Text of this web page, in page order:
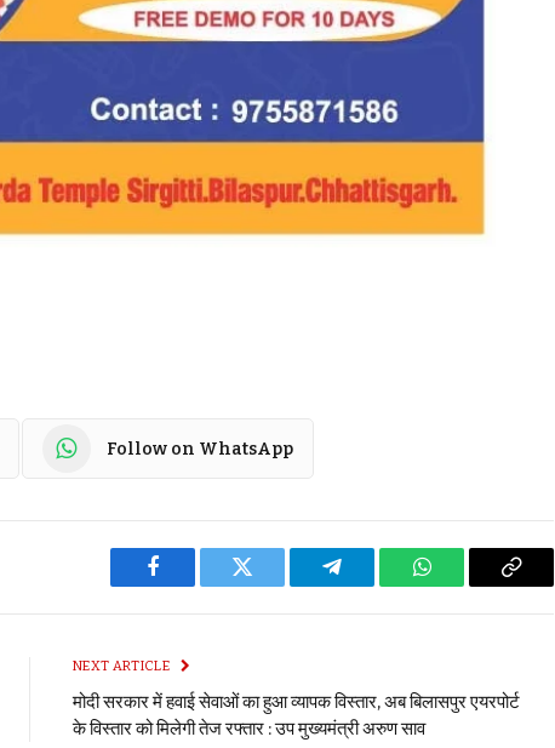
Follow on WhatsApp
Facebook Twitter Telegram WhatsAppCopy
NEXT ARTICLE
मोदी सरकार में हवाई सेवाओं का हुआ व्यापक विस्तार, अब बिलासपुर एयरपोर्ट
के विस्तार को मिलेगी तेज रफ्तार : उप मुख्यमंत्री अरुण साव